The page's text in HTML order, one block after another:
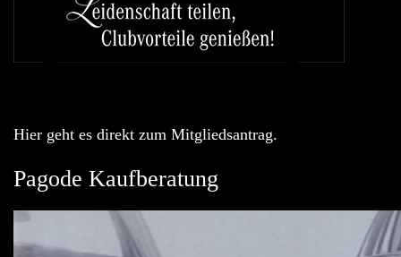
Hier geht es direkt zum Mitgliedsantrag.
Pagode Kaufberatung